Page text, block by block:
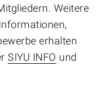
Weitere
erhalten
SIYU INFO und